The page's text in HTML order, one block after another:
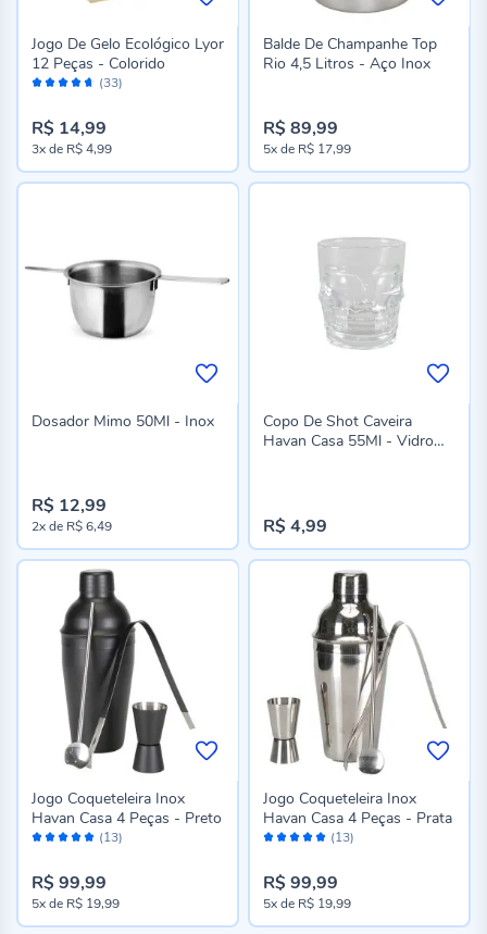
Avaliação: (33)
Jogo De Gelo Ecológico Lyor
12 Peças - Colorido
R$ 14,99
3xde R$ 4,99
Balde De Champanhe Top
Rio 4,5 Litros - Aço Inox
R$ 89,99
5xde R$ 17,99
Dosador Mimo 50Ml - Inox
R$ 12,99
2xde R$ 6,49
Copo De Shot Caveira
Havan Casa 55Ml - Vidro
R$ 4,99
Avaliação: (13)
Jogo Coqueteleira Inox
Havan Casa 4 Peças - Preto
R$ 99,99
5xde R$ 19,99
Avaliação: (13)
Jogo Coqueteleira Inox
Havan Casa 4 Peças - Prata
R$ 99,99
5xde R$ 19,99